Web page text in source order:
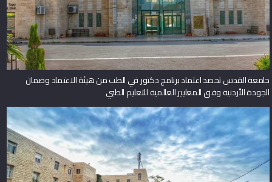
جامعة القدس تحصد اعتماد برنامج دكتور في الطب من هيئة الاعتماد وضمان
الجودة الأردنية وفق المعايير العالمية للتعليم الطبي